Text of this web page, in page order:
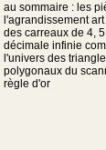
au sommaire : les
l'agrandissement
des carreaux de 4,
décimale infinie
l'univers des
polygonaux du
règle d'or